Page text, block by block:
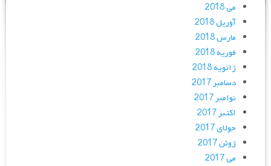
می 2018
آوریل 2018
مارس 2018
فوریه 2018
ژانویه 2018
دسامبر 2017
نوامبر 2017
اکتبر 2017
جولای 2017
ژوئن 2017
می 2017